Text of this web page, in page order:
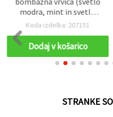
modra, mint in svetlo
vijolična) 3 mm ~5 m –
idealna za makrame,
vozlanje in ustvarjalne DIY
ročne izdelke
Koda izdelka: 207151
Dodaj v košarico
STRANKE